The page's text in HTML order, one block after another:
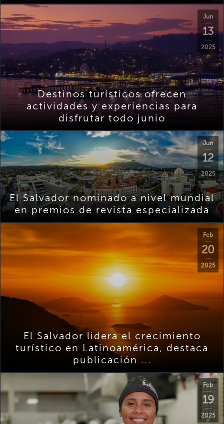
Jun
13
2025
Destinos turísticos ofrecen
actividades y experiencias para
disfrutar todo junio
Jun
12
2025
El Salvador nominado a nivel mundial
en premios de revista especializada
Feb
20
2025
El Salvador lidera el crecimiento
turístico en Latinoamérica, destaca
publicación ...
Feb
19
2025